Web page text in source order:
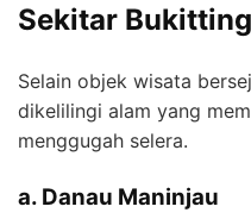
Sekitar
Selain objek wisata
dikelilingi alam yang
menggugah selera.
a. Danau Maninjau